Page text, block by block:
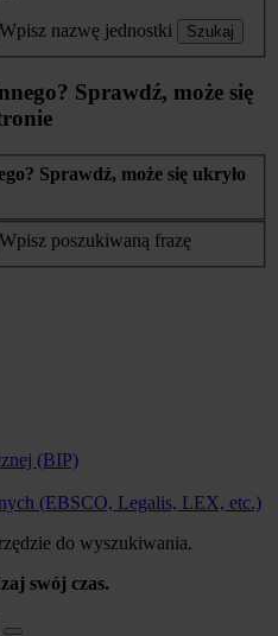
Wpisz nazwę jednostki Szukaj
Sprawdź, może się
Sprawdź, może się ukryło
Wpisz poszukiwaną frazę
(BIP)
(EBSCO, Legalis, LEX, etc.)
do wyszukiwania.
swój czas.